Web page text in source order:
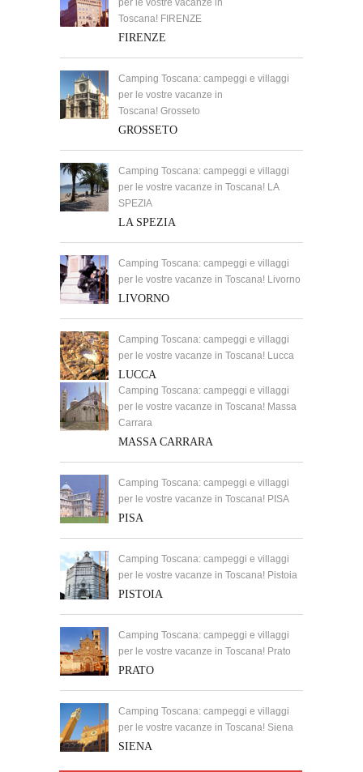
per le vostre vacanze in
Toscana! FIRENZE
FIRENZE
Camping Toscana: campeggi e villaggi
per le vostre vacanze in
Toscana! Grosseto
GROSSETO
Camping Toscana: campeggi e villaggi
per le vostre vacanze in Toscana! LA
SPEZIA
LA SPEZIA
Camping Toscana: campeggi e villaggi
per le vostre vacanze in Toscana! Livorno
LIVORNO
Camping Toscana: campeggi e villaggi
per le vostre vacanze in Toscana! Lucca
LUCCA
Camping Toscana: campeggi e villaggi
per le vostre vacanze in Toscana! Massa
Carrara
MASSA CARRARA
Camping Toscana: campeggi e villaggi
per le vostre vacanze in Toscana! PISA
PISA
Camping Toscana: campeggi e villaggi
per le vostre vacanze in Toscana! Pistoia
PISTOIA
Camping Toscana: campeggi e villaggi
per le vostre vacanze in Toscana! Prato
PRATO
Camping Toscana: campeggi e villaggi
per le vostre vacanze in Toscana! Siena
SIENA